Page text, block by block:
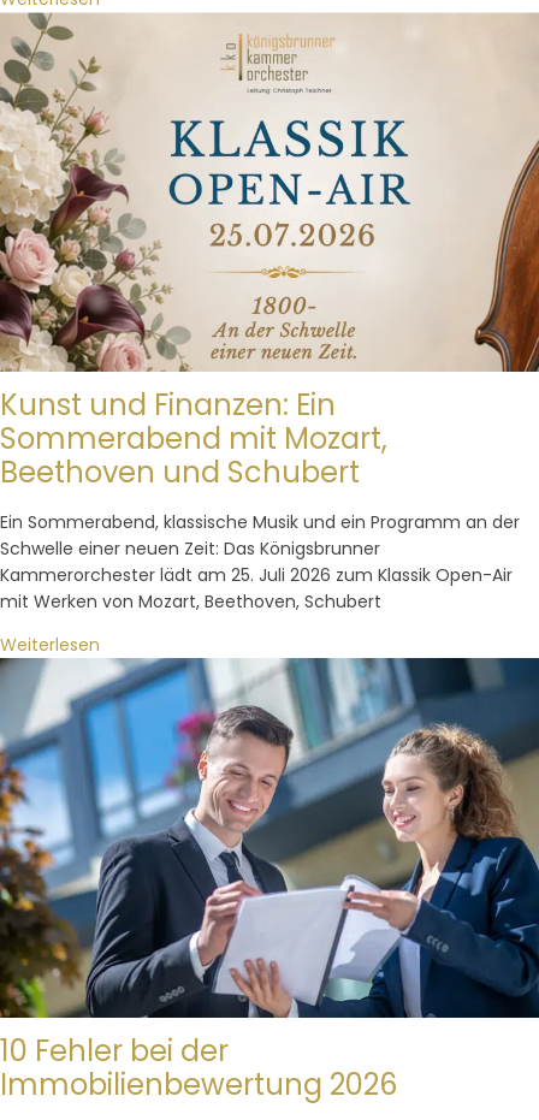
Kunst und Finanzen: Ein
Sommerabend mit Mozart,
Beethoven und Schubert
Ein Sommerabend, klassische Musik und ein Programm an der
Schwelle einer neuen Zeit: Das Königsbrunner
Kammerorchester lädt am 25. Juli 2026 zum Klassik Open-Air
mit Werken von Mozart, Beethoven, Schubert
Weiterlesen
10 Fehler bei der
Immobilienbewertung 2026